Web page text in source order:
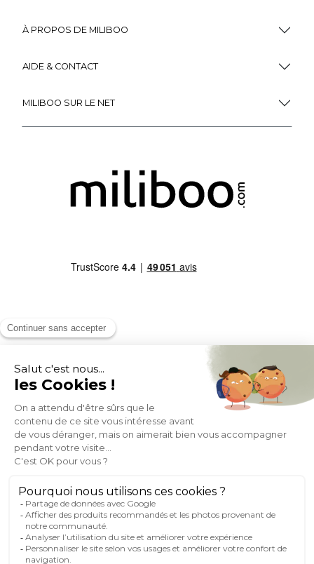
À PROPOS DE MILIBOO
AIDE & CONTACT
MILIBOO SUR LE NET
MOYENS DE PAIEMENT